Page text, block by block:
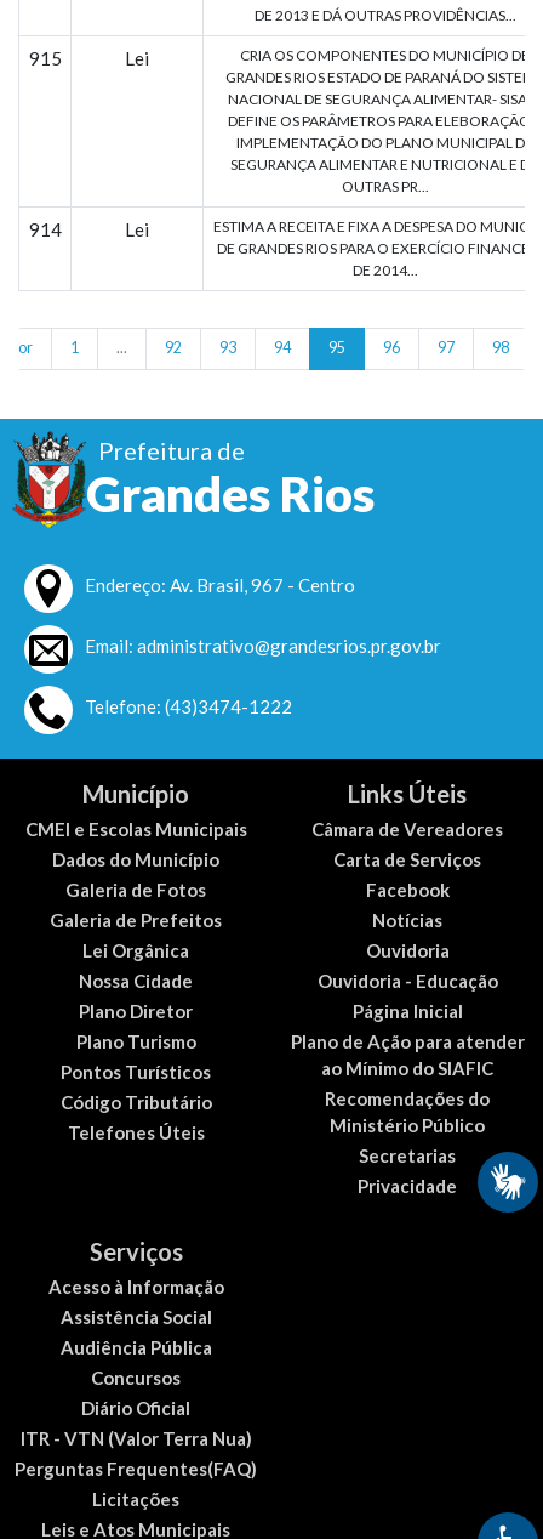
DE 2013 E DÁ OUTRAS PROVIDÊNCIAS...
915 Lei
CRIA OS COMPONENTES DO MUNICÍPIO DE
GRANDES RIOS ESTADO DE PARANÁ DO
NACIONAL DE SEGURANÇA ALIMENTAR- SISAN,
DEFINE OS PARÂMETROS PARA ELEBORAÇÃO E
IMPLEMENTAÇÃO DO PLANO MUNICIPAL DE
SEGURANÇA ALIMENTAR E NUTRICIONAL E DÁ
OUTRAS PR...
914 Lei
ESTIMA A RECEITA E FIXA A DESPESA DO
DE GRANDES RIOS PARA O EXERCÍCIO
DE 2014...
1 ... 92 93 94 95 96 97 98
Prefeitura de
Grandes Rios
Endereço: Av. Brasil, 967 - Centro
Email: administrativo@grandesrios.pr.gov.br
Telefone: (43)3474-1222
Município
CMEI e Escolas Municipais
Dados do Município
Galeria de Fotos
Galeria de Prefeitos
Lei Orgânica
Nossa Cidade
Plano Diretor
Plano Turismo
Pontos Turísticos
Código Tributário
Telefones Úteis
Links Úteis
Câmara de Vereadores
Carta de Serviços
Facebook
Notícias
Ouvidoria
Ouvidoria - Educação
Página Inicial
Plano de Ação para atender
ao Mínimo do SIAFIC
Recomendações do
Ministério Público
Secretarias
Privacidade
Serviços
Acesso à Informação
Assistência Social
Audiência Pública
Concursos
Diário Oficial
ITR - VTN (Valor Terra Nua)
Perguntas Frequentes(FAQ)
Licitações
Leis e Atos Municipais